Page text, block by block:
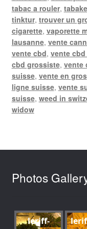
tabac a rouler,
tinktur, trouver un
cigarette, vaporette
lausanne, vente
vente cbd, vente
cbd grossiste, vente
suisse, vente en gros
ligne suisse, vente
suisse, weed in
widow
Photos
leriff-